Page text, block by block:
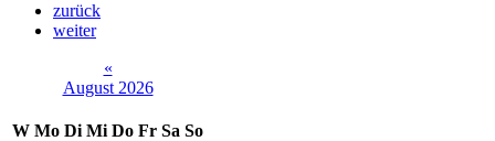
zurück
weiter
«
August 2026
W Mo Di Mi Do Fr Sa So